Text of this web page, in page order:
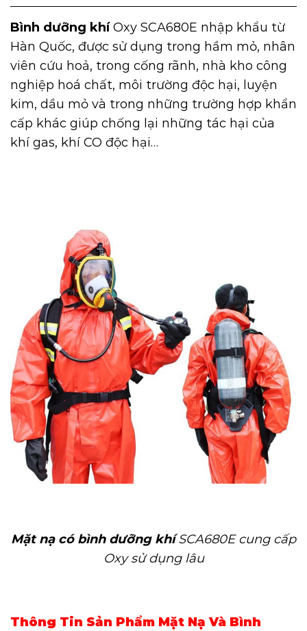
Bình dưỡng khíOxy SCA680E nhập khẩu từ
Hàn Quốc, được sử dụng trong hầm mỏ, nhân
viên cứu hoả, trong cống rãnh, nhà kho công
nghiệp hoá chất, môi trường độc hại, luyện
kim, dầu mỏ và trong những trường hợp khẩn
cấp khác giúp chống lại những tác hại của
khí gas, khí CO độc hại…
Mặt nạ có bình dưỡng khíSCA680E cung cấp
Oxy sử dụng lâu
Thông Tin Sản Phẩm Mặt Nạ Và Bình